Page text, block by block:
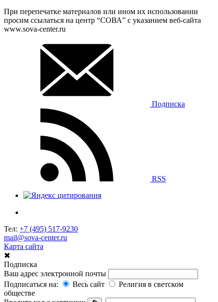
При перепечатке материалов или ином их использовании
просим ссылаться на центр “СОВА” с указанием веб-сайта
www.sova-center.ru
Подписка
RSS
Тел: +7 (495) 517-9230
mail@sova-center.ru
Карта сайта
✖
Подписка
Ваш адрес электронной почты
Подписаться на:
Весь сайт
Религия в светском
обществе